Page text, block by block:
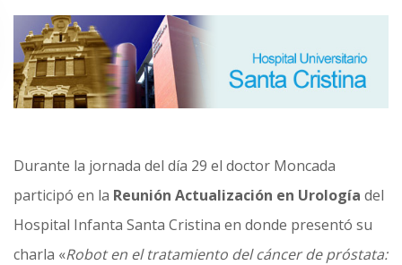
Durante la jornada del día 29 el doctor Moncada
participó en la Reunión Actualización en Urología del
Hospital Infanta Santa Cristina en donde presentó su
charla «Robot en el tratamiento del cáncer de próstata: